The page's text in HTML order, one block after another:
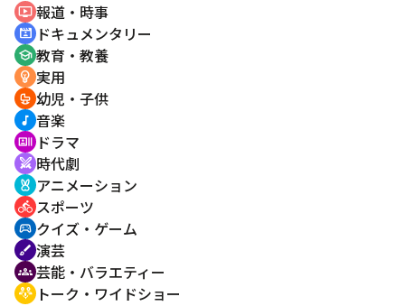
ondemand_video 報道・時事
cinematic_blur ドキュメンタリー
school 教育・教養
emoji_objects 実用
crib 幼児・子供
music_note 音楽
recent_actors ドラマ
swords 時代劇
cruelty_free アニメーション
directions_bike スポーツ
sports_esports クイズ・ゲーム
brush 演芸
groups 芸能・バラエティー
adaptive_audio_mic トーク・ワイドショー